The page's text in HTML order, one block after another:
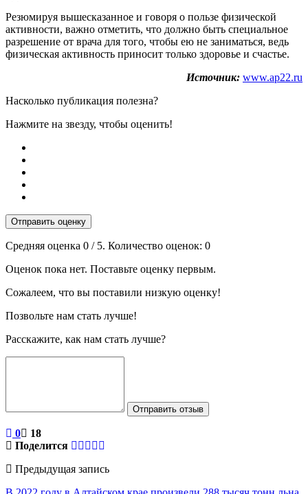
Резюмируя вышесказанное и говоря о пользе физической
активности, важно отметить, что должно быть специальное
разрешение от врача для того, чтобы ею не заниматься, ведь
физическая активность приносит только здоровье и счастье.
Источник: www.ap22.ru
Насколько публикация полезна?
Нажмите на звезду, чтобы оценить!
Отправить оценку
Средняя оценка 0 / 5. Количество оценок: 0
Оценок пока нет. Поставьте оценку первым.
Сожалеем, что вы поставили низкую оценку!
Позвольте нам стать лучше!
Расскажите, как нам стать лучше?
Отправить отзыв
0
18
Поделится
Предыдущая запись